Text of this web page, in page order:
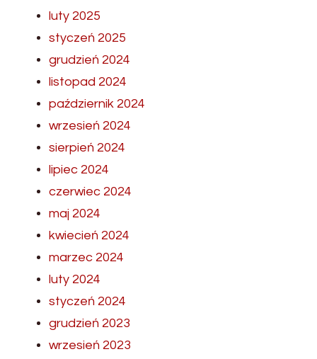
luty 2025
styczeń 2025
grudzień 2024
listopad 2024
październik 2024
wrzesień 2024
sierpień 2024
lipiec 2024
czerwiec 2024
maj 2024
kwiecień 2024
marzec 2024
luty 2024
styczeń 2024
grudzień 2023
wrzesień 2023